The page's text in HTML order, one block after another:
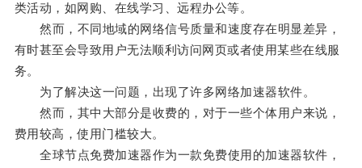
类活动，如网购、在线学习、远程办公等。
然而，不同地域的网络信号质量和速度存在明显差异，
有时甚至会导致用户无法顺利访问网页或者使用某些在线服
务。
为了解决这一问题，出现了许多网络加速器软件。
然而，其中大部分是收费的，对于一些个体用户来说，
费用较高，使用门槛较大。
全球节点免费加速器作为一款免费使用的加速器软件，